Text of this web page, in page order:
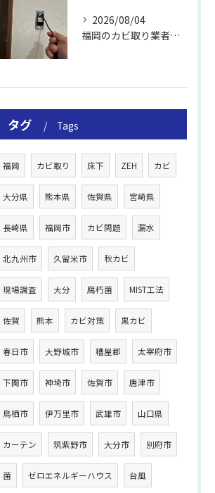
2026/08/04
福岡のカビ取り業者おすすめの選び方と費用
タグ Tags
福岡 カビ取り 床下 ZEH カビ
大分県 熊本県 佐賀県 宮崎県
長崎県 福岡市 カビ問題 漏水
北九州市 久留米市 秋カビ
現場調査 大分 腐朽菌 MIST工法
佐賀 熊本 カビ対策 黒カビ
春日市 大野城市 糟屋郡 太宰府市
下関市 神埼市 佐賀市 唐津市
鳥栖市 伊万里市 武雄市 山口県
カーテン 筑紫野市 大分市 別府市
菌 ゼロエネルギーハウス 台風